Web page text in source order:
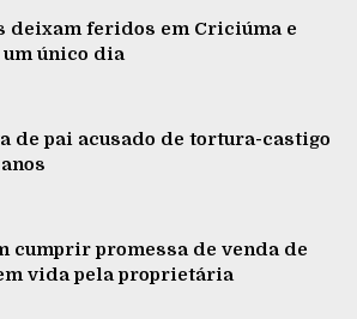
deixam feridos em Criciúma e
único dia
de pai acusado de tortura-castigo
cumprir promessa de venda de
vida pela proprietária